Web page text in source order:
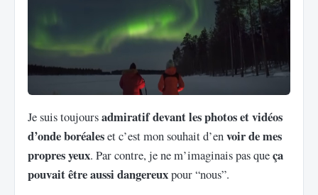
Je suis toujoursadmiratif devant les photos et vidéos
d’onde boréaleset c’est mon souhait d’en voir de mes
propres yeux. Par contre, je ne m’imaginais pas queça
pouvait être aussi dangereuxpour “nous”.